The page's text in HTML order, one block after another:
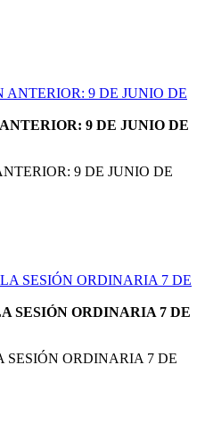
9 DE JUNIO DE
9 DE JUNIO DE
SESIÓN ORDINARIA 7 DE
SESIÓN ORDINARIA 7 DE